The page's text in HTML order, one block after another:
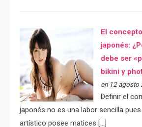
El
japonés:
debe ser
bikini y
en 12 agosto
Definir el
japonés no es una labor sencilla
artístico posee matices […]